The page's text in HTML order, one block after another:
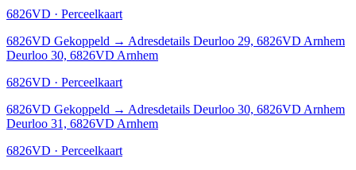
6826VD · Perceelkaart
6826VD Gekoppeld → Adresdetails Deurloo 29, 6826VD Arnhem
Deurloo 30, 6826VD Arnhem
6826VD · Perceelkaart
6826VD Gekoppeld → Adresdetails Deurloo 30, 6826VD Arnhem
Deurloo 31, 6826VD Arnhem
6826VD · Perceelkaart